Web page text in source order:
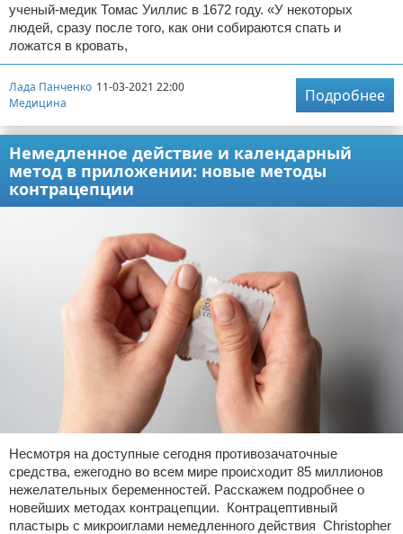
ученый-медик Томас Уиллис в 1672 году. «У некоторых
людей, сразу после того, как они собираются спать и
ложатся в кровать,
Лада Панченко 11-03-2021 22:00
Медицина
Подробнее
Немедленное действие и календарный
метод в приложении: новые методы
контрацепции
Несмотря на доступные сегодня противозачаточные
средства, ежегодно во всем мире происходит 85 миллионов
нежелательных беременностей. Расскажем подробнее о
новейших методах контрацепции. Контрацептивный
пластырь с микроиглами немедленного действия Christopher